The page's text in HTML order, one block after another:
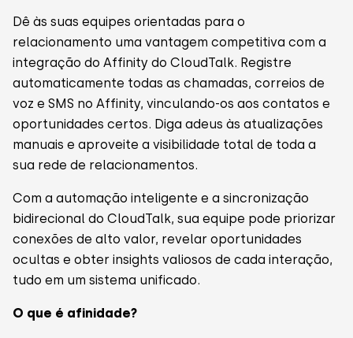
Dê às suas equipes orientadas para o
relacionamento uma vantagem competitiva com a
integração do Affinity do CloudTalk. Registre
automaticamente todas as chamadas, correios de
voz e SMS no Affinity, vinculando-os aos contatos e
oportunidades certos. Diga adeus às atualizações
manuais e aproveite a visibilidade total de toda a
sua rede de relacionamentos.
Com a automação inteligente e a sincronização
bidirecional do CloudTalk, sua equipe pode priorizar
conexões de alto valor, revelar oportunidades
ocultas e obter insights valiosos de cada interação,
tudo em um sistema unificado.
O que é afinidade?